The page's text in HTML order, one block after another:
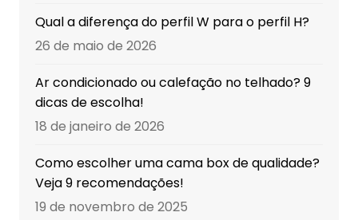
Qual a diferença do perfil W para o perfil H?
26 de maio de 2026
Ar condicionado ou calefação no telhado? 9
dicas de escolha!
18 de janeiro de 2026
Como escolher uma cama box de qualidade?
Veja 9 recomendações!
19 de novembro de 2025